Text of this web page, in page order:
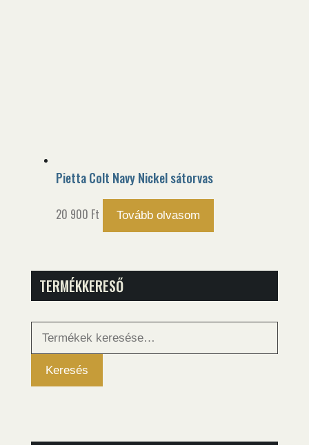
Pietta Colt Navy Nickel sátorvas
20 900 Ft Tovább olvasom
TERMÉKKERESŐ
Keresés
Keresés